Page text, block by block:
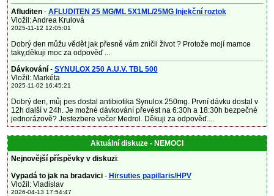
Afluditen- AFLUDITEN 25 MG/ML 5X1ML/25MG Injekční roztok
Vložil: Andrea Krulová
2025-11-12 12:05:01
Dobrý den můžu vědět jak přesně vám zničil život ? Protože mojí mamce
taky,děkuji moc za odpověď ...
Dávkování - SYNULOX 250 A.U.V. TBL 500
Vložil: Markéta
2025-11-02 16:45:21
Dobrý den, můj pes dostal antibiotika Synulox 250mg. První dávku dostal v
12h další v 24h. Je možné dávkování převést na 6:30h a 18:30h bezpečné
jednorázově? Jestezbere večer Medrol. Děkuji za odpověď....
Aktuální diskuze - NEMOCI
Nejnovější příspěvky v diskuzi:
Vypadá to jak na bradavici - Hirsuties papillaris/HPV
Vložil: Vladislav
2026-04-13 17:54:47